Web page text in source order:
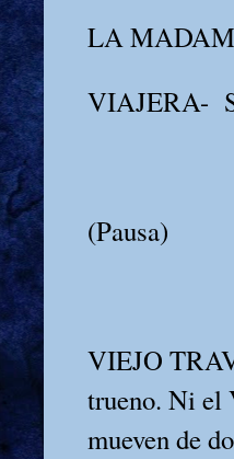
LA
VIAJERA-
(Pausa)
VIEJO
trueno. Ni
mueven de